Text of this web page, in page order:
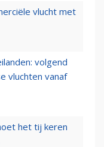
vlucht met
volgend
vluchten vanaf
het tij keren